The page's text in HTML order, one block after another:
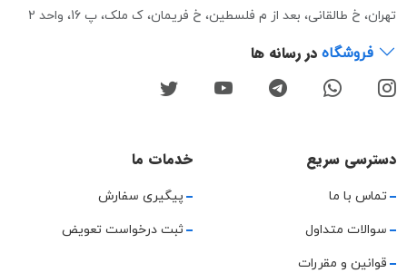
تهران، خ طالقانی، بعد از م فلسطین، خ فریمان، ک ملک، پ 16، واحد 2
فروشگاه در رسانه ها
دسترسی سریع
تماس با ما
سوالات متداول
قوانین و مقررات
خدمات ما
پیگیری سفارش
ثبت درخواست تعویض